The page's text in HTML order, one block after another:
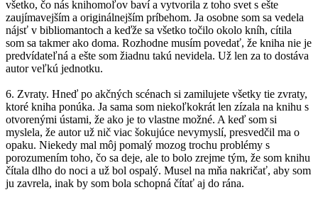
všetko, čo nás knihomoľov baví a vytvorila z toho svet s ešte
zaujímavejším a originálnejším príbehom. Ja osobne som sa vedela
nájsť v bibliomantoch a keďže sa všetko točilo okolo kníh, cítila
som sa takmer ako doma. Rozhodne musím povedať, že kniha nie je
predvídateľná a ešte som žiadnu takú nevidela. Už len za to dostáva
autor veľkú jednotku.
6. Zvraty. Hneď po akčných scénach si zamilujete všetky tie zvraty,
ktoré kniha ponúka. Ja sama som niekoľkokrát len zízala na knihu s
otvorenými ústami, že ako je to vlastne možné. A keď som si
myslela, že autor už nič viac šokujúce nevymyslí, presvedčil ma o
opaku. Niekedy mal môj pomalý mozog trochu problémy s
porozumením toho, čo sa deje, ale to bolo zrejme tým, že som knihu
čítala dlho do noci a už bol ospalý. Musel na mňa nakričať, aby som
ju zavrela, inak by som bola schopná čítať aj do rána.